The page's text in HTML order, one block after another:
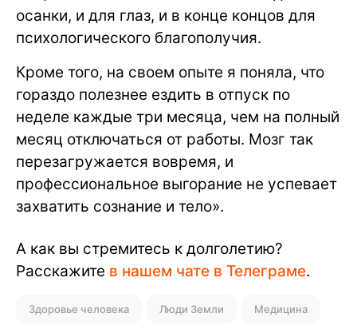
осанки, и для глаз, и в конце концов для
психологического благополучия.
Кроме того, на своем опыте я поняла, что
гораздо полезнее ездить в отпуск по
неделе каждые три месяца, чем на полный
месяц отключаться от работы. Мозг так
перезагружается вовремя, и
профессиональное выгорание не успевает
захватить сознание и тело».
А как вы стремитесь к долголетию?
Расскажите в нашем чате в Телеграме.
Здоровье человека Люди Земли Медицина